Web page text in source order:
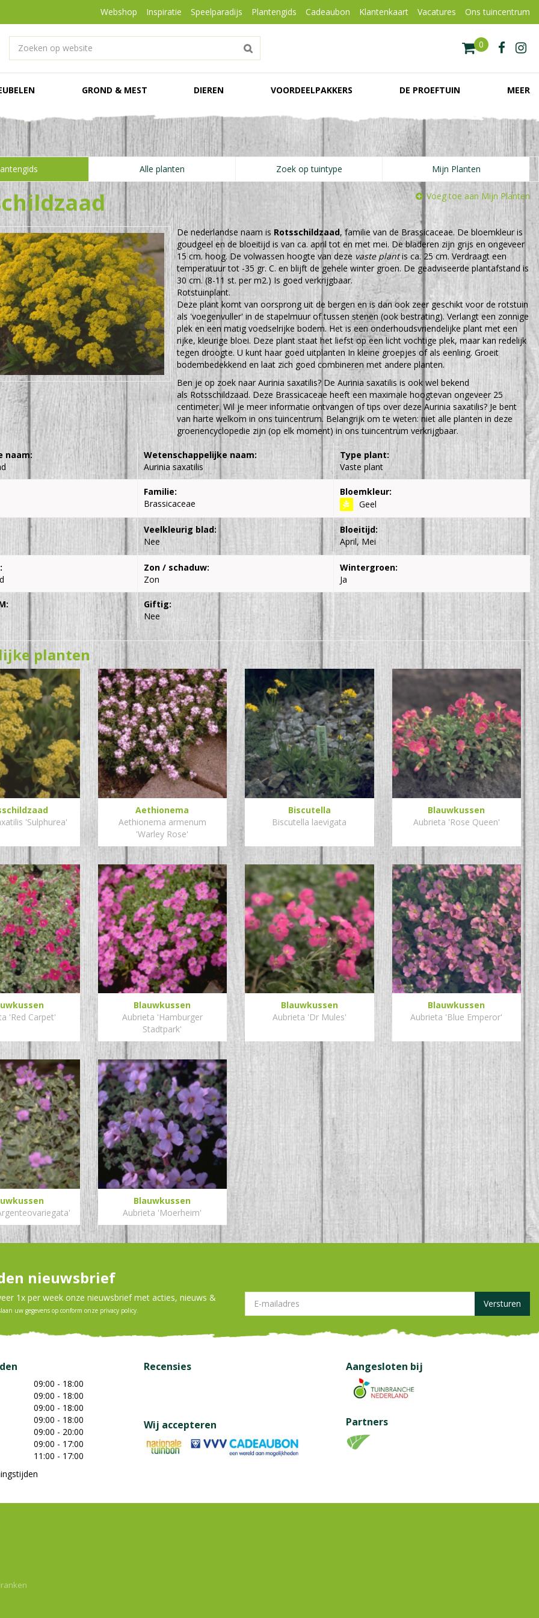
Webshop Inspiratie Speelparadijs Plantengids Cadeaubon Klantenkaart Vacatures Ons tuincentrum
GROND & MEST DIEREN VOORDEELPAKKERS DE PROEFTUIN MEER
Alle planten Zoek op tuintype Mijn Planten
Voeg toe aan Mijn Planten
De nederlandse naam is Rotsschildzaad, familie van de Brassicaceae. De bloemkleur is
goudgeel en de bloeitijd is van ca. april tot en met mei. De bladeren zijn grijs en ongeveer
15 cm. hoog. De volwassen hoogte van deze vaste plantis ca. 25 cm. Verdraagt een
temperatuur tot -35 gr. C. en blijft de gehele winter groen. De geadviseerde plantafstand is
30 cm. (8-11 st. per m2.) Is goed verkrijgbaar.
Rotstuinplant.
Deze plant komt van oorsprong uit de bergen en is dan ook zeer geschikt voor de rotstuin
als 'voegenvuller' in de stapelmuur of tussen stenen (ook bestrating). Verlangt een zonnige
plek en een matig voedselrijke bodem. Het is een onderhoudsvriendelijke plant met een
rijke, kleurige bloei. Deze plant staat het liefst op een licht vochtige plek, maar kan redelijk
tegen droogte. U kunt haar goed uitplanten In kleine groepjes of als eenling. Groeit
bodembedekkend en laat zich goed combineren met andere planten.
Ben je op zoek naar Aurinia saxatilis? De Aurinia saxatilis is ook wel bekend
als Rotsschildzaad. Deze Brassicaceae heeft een maximale hoogtevan ongeveer 25
centimeter. Wil je meer informatie ontvangen of tips over deze Aurinia saxatilis? Je bent
van harte welkom in ons tuincentrum. Belangrijk om te weten: niet alle planten in deze
groenencyclopedie zijn (op elk moment) in ons tuincentrum verkrijgbaar.
naam:
Wetenschappelijke naam:
Aurinia saxatilis
Type plant:
Vaste plant
Familie:
Brassicaceae
Bloemkleur:
Geel
Veelkleurig blad:
Nee
Bloeitijd:
April, Mei
Zon / schaduw:
Zon
Wintergroen:
Ja
Giftig:
Nee
planten
'Sulphurea'
Aethionema
Aethionema armenum
'Warley Rose'
Biscutella
Biscutella laevigata
Blauwkussen
Aubrieta 'Rose Queen'
'Red Carpet'
Blauwkussen
Aubrieta 'Hamburger
Stadtpark'
Blauwkussen
Aubrieta 'Dr Mules'
Blauwkussen
Aubrieta 'Blue Emperor'
Blauwkussen
Aubrieta 'Moerheim'
nieuwsbrief
1x per week onze nieuwsbrief met acties, nieuws &
uw gegevens op conform onze privacy policy
09:00 - 18:00
09:00 - 18:00
09:00 - 18:00
09:00 - 18:00
09:00 - 20:00
09:00 - 17:00
11:00 - 17:00
Recensies Aangesloten bij
Partners
Wij accepteren